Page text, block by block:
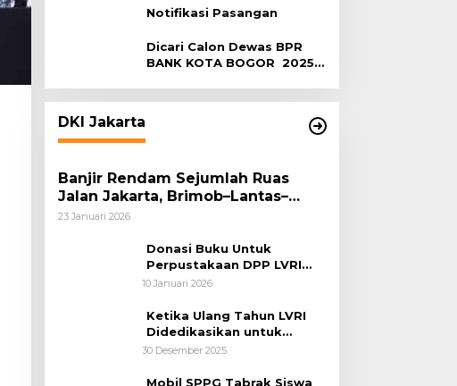
Notifikasi Pasangan
Dicari Calon Dewas BPR
BANK KOTA BOGOR 2025-
DKI Jakarta
Banjir Rendam Sejumlah Ruas
Jalan Jakarta, Brimob–Lantas–
Polair PMJ Bergerak Cepat, Polri
23 Januari 2026
Donasi Buku Untuk
Perpustakaan DPP LVRI
Terus Mengalir
10 Januari 2026
Ketika Ulang Tahun LVRI
Didedikasikan untuk
Kemanusiaan
30 Desember 2025
Mobil SPPG Tabrak Siswa